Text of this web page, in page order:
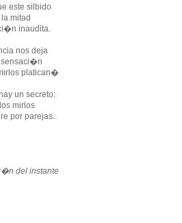
este silbido
mitad
inaudita.
nos deja
sensaci�n
platican�
un secreto:
mirlos
por parejas.
del instante